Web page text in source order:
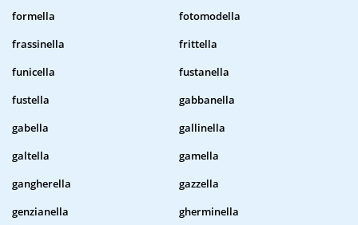
formella
fotomodella
frassinella
frittella
funicella
fustanella
fustella
gabbanella
gabella
gallinella
galtella
gamella
gangherella
gazzella
genzianella
gherminella